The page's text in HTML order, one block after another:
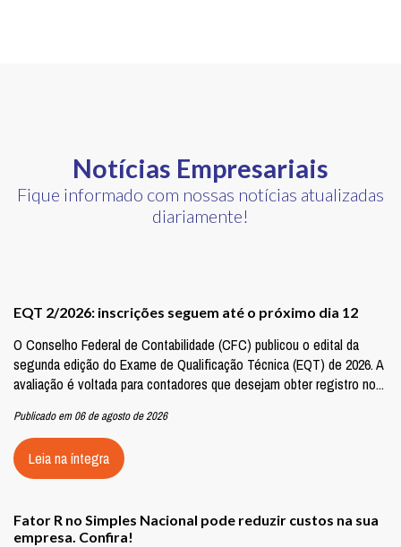
Notícias Empresariais
Fique informado com nossas notícias atualizadas
diariamente!
EQT 2/2026: inscrições seguem até o próximo dia 12
O Conselho Federal de Contabilidade (CFC) publicou o edital da
segunda edição do Exame de Qualificação Técnica (EQT) de 2026. A
avaliação é voltada para contadores que desejam obter registro no...
Publicado em 06 de agosto de 2026
Leia na íntegra
Fator R no Simples Nacional pode reduzir custos na sua
empresa. Confira!